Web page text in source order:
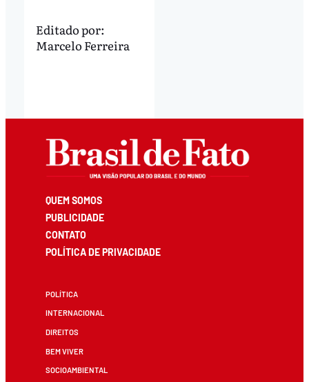
Editado por:
Marcelo Ferreira
QUEM SOMOS
PUBLICIDADE
CONTATO
POLÍTICA DE PRIVACIDADE
POLÍTICA
INTERNACIONAL
DIREITOS
BEM VIVER
SOCIOAMBIENTAL